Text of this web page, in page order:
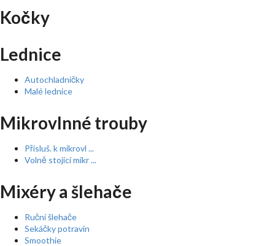
Kočky
Lednice
Autochladničky
Malé lednice
Mikrovlnné trouby
Přísluš. k mikrovl ...
Volně stojící mikr ...
Mixéry a šlehače
Ruční šlehače
Sekáčky potravin
Smoothie